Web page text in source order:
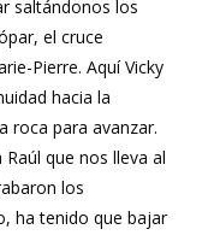
saltándonos los
el cruce
Pierre. Aquí Vicky
hacia la
roca para avanzar.
que nos lleva al
los
ha tenido que bajar